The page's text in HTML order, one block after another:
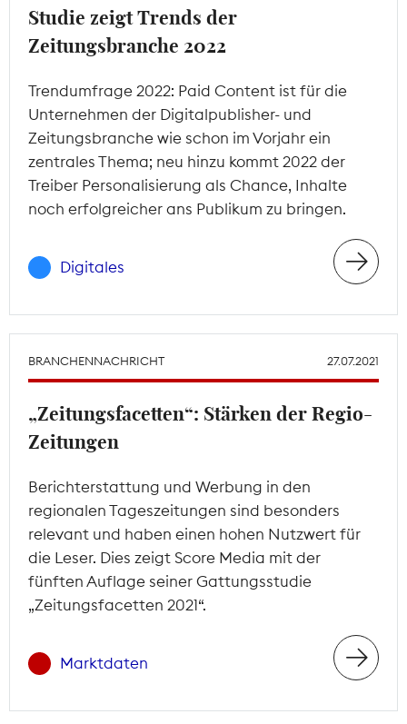
Mitgliederbereich
Studie zeigt Trends der
Zeitungsbranche 2022
Trendumfrage 2022: Paid Content ist für die
Unternehmen der Digitalpublisher- und
Zeitungsbranche wie schon im Vorjahr ein
zentrales Thema; neu hinzu kommt 2022 der
Treiber Personalisierung als Chance, Inhalte
noch erfolgreicher ans Publikum zu bringen.
Digitales
BRANCHENNACHRICHT 27.07.2021
„Zeitungsfacetten“: Stärken der Regio-
Zeitungen
Berichterstattung und Werbung in den
regionalen Tageszeitungen sind besonders
relevant und haben einen hohen Nutzwert für
die Leser. Dies zeigt Score Media mit der
fünften Auflage seiner Gattungsstudie
„Zeitungsfacetten 2021“.
Marktdaten